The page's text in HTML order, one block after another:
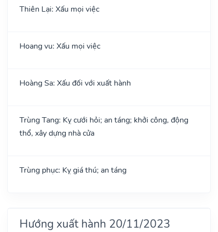
Thiên Lại: Xấu mọi việc
Hoang vu: Xấu mọi việc
Hoàng Sa: Xấu đối với xuất hành
Trùng Tang: Kỵ cưới hỏi; an táng; khởi công, động
thổ, xây dựng nhà cửa
Trùng phục: Kỵ giá thú; an táng
Hướng xuất hành 20/11/2023